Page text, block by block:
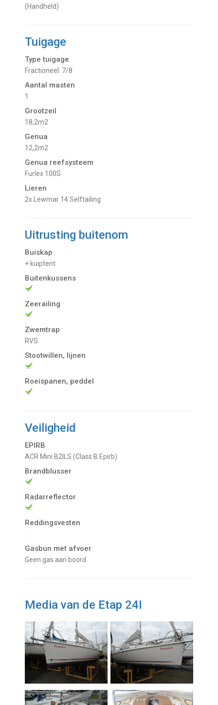
(Handheld)
Tuigage
Type tuigage
Fractioneel. 7/8
Aantal masten
1
Grootzeil
18,2m2
Genua
12,2m2
Genua reefsysteem
Furlex 100S
Lieren
2x Lewmar 14 Selftailing
Uitrusting buitenom
Buiskap
+ kuiptent
Buitenkussens
Zeerailing
Zwemtrap
RVS
Stootwillen, lijnen
Roeispanen, peddel
Veiligheid
EPIRB
ACR Mini B2ILS (Class B Epirb)
Brandblusser
Radarreflector
Reddingsvesten
Gasbun met afvoer
Geen gas aan boord
Media van de Etap 24I